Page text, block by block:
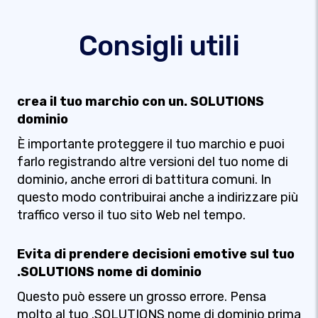
Consigli utili
crea il tuo marchio con un. SOLUTIONS
dominio
È importante proteggere il tuo marchio e puoi
farlo registrando altre versioni del tuo nome di
dominio, anche errori di battitura comuni. In
questo modo contribuirai anche a indirizzare più
traffico verso il tuo sito Web nel tempo.
Evita di prendere decisioni emotive sul tuo
.SOLUTIONS nome di dominio
Questo può essere un grosso errore. Pensa
molto al tuo .SOLUTIONS nome di dominio prima